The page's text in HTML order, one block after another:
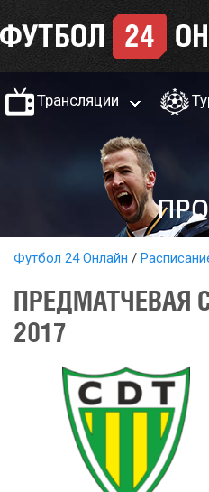
Трансляции
Футбол 24 Онлайн
ПРЕДМАТЧЕВАЯ
2017